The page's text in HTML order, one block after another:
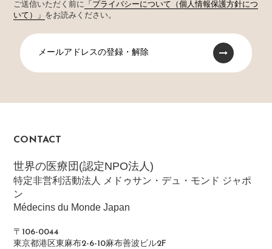
ご送信いただく前に
「プライバシーについて（個人情報保護方針につ
いて）」 をお読みください。
メールアドレスの登録・解除
CONTACT
世界の医療団(認定NPO法人)
特定非営利活動法人 メドゥサン・デュ・モンド ジャポ
ン
Médecins du Monde Japan
〒106-0044
東京都港区東麻布2-6-10麻布善波ビル2F